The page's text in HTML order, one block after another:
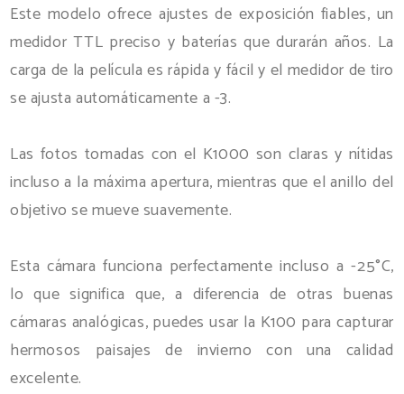
Este modelo ofrece ajustes de exposición fiables, un
medidor TTL preciso y baterías que durarán años. La
carga de la película es rápida y fácil y el medidor de tiro
se ajusta automáticamente a -3.
Las fotos tomadas con el K1000 son claras y nítidas
incluso a la máxima apertura, mientras que el anillo del
objetivo se mueve suavemente.
Esta cámara funciona perfectamente incluso a -25°C,
lo que significa que, a diferencia de otras buenas
cámaras analógicas, puedes usar la K100 para capturar
hermosos paisajes de invierno con una calidad
excelente.